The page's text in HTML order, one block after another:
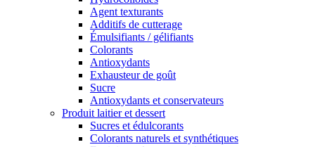
Agent texturants
Additifs de cutterage
Émulsifiants / gélifiants
Colorants
Antioxydants
Exhausteur de goût
Sucre
Antioxydants et conservateurs
Produit laitier et dessert
Sucres et édulcorants
Colorants naturels et synthétiques